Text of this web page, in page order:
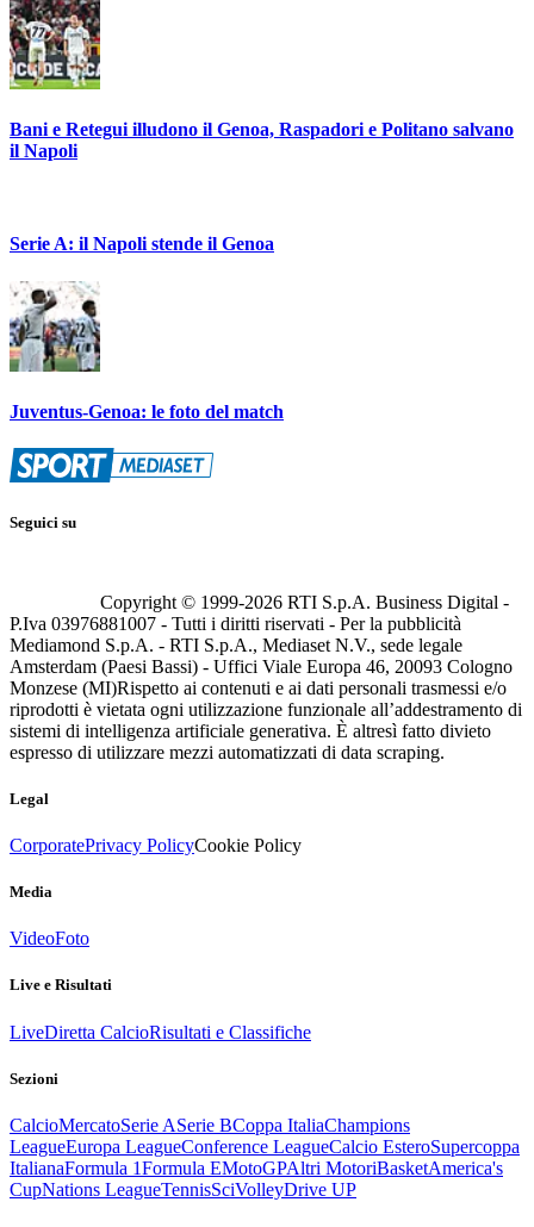
Bani e Retegui illudono il Genoa, Raspadori e Politano salvano
il Napoli
Serie A: il Napoli stende il Genoa
Juventus-Genoa: le foto del match
Seguici su
Copyright © 1999-2026 RTI S.p.A. Business Digital -
P.Iva 03976881007 - Tutti i diritti riservati - Per la pubblicità
Mediamond S.p.A. - RTI S.p.A., Mediaset N.V., sede legale
Amsterdam (Paesi Bassi) - Uffici Viale Europa 46, 20093 Cologno
Monzese (MI)Rispetto ai contenuti e ai dati personali trasmessi e/o
riprodotti è vietata ogni utilizzazione funzionale all’addestramento di
sistemi di intelligenza artificiale generativa. È altresì fatto divieto
espresso di utilizzare mezzi automatizzati di data scraping.
Legal
CorporatePrivacy PolicyCookie Policy
Media
VideoFoto
Live e Risultati
LiveDiretta CalcioRisultati e Classifiche
Sezioni
CalcioMercatoSerie ASerie BCoppa ItaliaChampions
LeagueEuropa LeagueConference LeagueCalcio EsteroSupercoppa
ItalianaFormula 1Formula EMotoGPAltri MotoriBasketAmerica's
CupNations LeagueTennisSciVolleyDrive UP